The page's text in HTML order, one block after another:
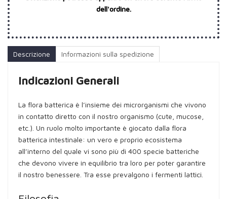
dell'ordine.
Descrizione Informazioni sulla spedizione
Indicazioni Generali
La flora batterica è l’insieme dei microrganismi che vivono
in contatto diretto con il nostro organismo (cute, mucose,
etc.). Un ruolo molto importante è giocato dalla flora
batterica intestinale: un vero e proprio ecosistema
all’interno del quale vi sono più di 400 specie batteriche
che devono vivere in equilibrio tra loro per poter garantire
il nostro benessere. Tra esse prevalgono i fermenti lattici.